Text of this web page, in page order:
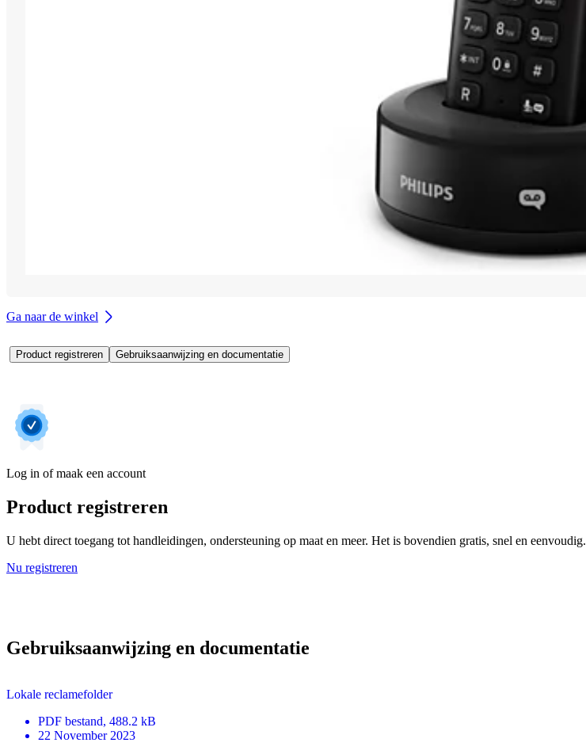
Ga naar de winkel
Product registreren Gebruiksaanwijzing en documentatie
Log in of maak een account
Product registreren
U hebt direct toegang tot handleidingen, ondersteuning op maat en meer. Het is bovendien gratis, snel en eenvoudig.
Nu registreren
Gebruiksaanwijzing en documentatie
Lokale reclamefolder
PDF bestand, 488.2 kB
22 November 2023